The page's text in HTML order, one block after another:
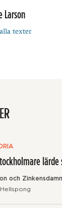
Larson
texter
och